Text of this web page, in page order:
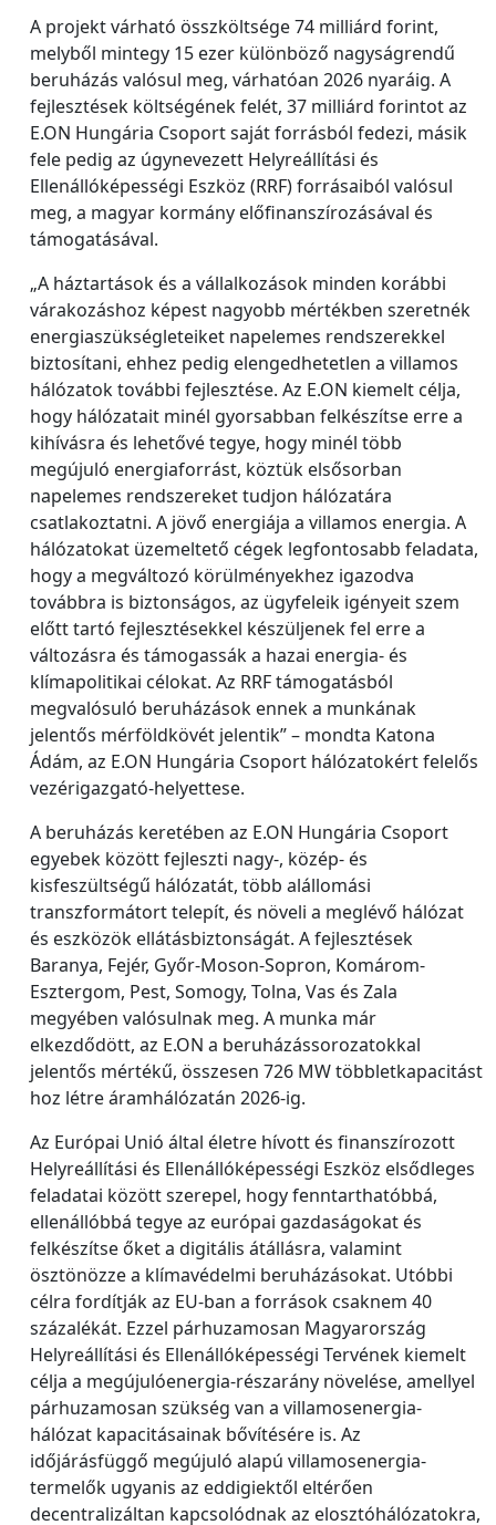
A projekt várható összköltsége 74 milliárd forint,
melyből mintegy 15 ezer különböző nagyságrendű
beruházás valósul meg, várhatóan 2026 nyaráig. A
fejlesztések költségének felét, 37 milliárd forintot az
E.ON Hungária Csoport saját forrásból fedezi, másik
fele pedig az úgynevezett Helyreállítási és
Ellenállóképességi Eszköz (RRF) forrásaiból valósul
meg, a magyar kormány előfinanszírozásával és
támogatásával.
„A háztartások és a vállalkozások minden korábbi
várakozáshoz képest nagyobb mértékben szeretnék
energiaszükségleteiket napelemes rendszerekkel
biztosítani, ehhez pedig elengedhetetlen a villamos
hálózatok további fejlesztése. Az E.ON kiemelt célja,
hogy hálózatait minél gyorsabban felkészítse erre a
kihívásra és lehetővé tegye, hogy minél több
megújuló energiaforrást, köztük elsősorban
napelemes rendszereket tudjon hálózatára
csatlakoztatni. A jövő energiája a villamos energia. A
hálózatokat üzemeltető cégek legfontosabb feladata,
hogy a megváltozó körülményekhez igazodva
továbbra is biztonságos, az ügyfeleik igényeit szem
előtt tartó fejlesztésekkel készüljenek fel erre a
változásra és támogassák a hazai energia- és
klímapolitikai célokat. Az RRF támogatásból
megvalósuló beruházások ennek a munkának
jelentős mérföldkövét jelentik” – mondta Katona
Ádám, az E.ON Hungária Csoport hálózatokért felelős
vezérigazgató-helyettese.
A beruházás keretében az E.ON Hungária Csoport
egyebek között fejleszti nagy-, közép- és
kisfeszültségű hálózatát, több alállomási
transzformátort telepít, és növeli a meglévő hálózat
és eszközök ellátásbiztonságát. A fejlesztések
Baranya, Fejér, Győr-Moson-Sopron, Komárom-
Esztergom, Pest, Somogy, Tolna, Vas és Zala
megyében valósulnak meg. A munka már
elkezdődött, az E.ON a beruházássorozatokkal
jelentős mértékű, összesen 726 MW többletkapacitást
hoz létre áramhálózatán 2026-ig.
Az Európai Unió által életre hívott és finanszírozott
Helyreállítási és Ellenállóképességi Eszköz elsődleges
feladatai között szerepel, hogy fenntarthatóbbá,
ellenállóbbá tegye az európai gazdaságokat és
felkészítse őket a digitális átállásra, valamint
ösztönözze a klímavédelmi beruházásokat. Utóbbi
célra fordítják az EU-ban a források csaknem 40
százalékát. Ezzel párhuzamosan Magyarország
Helyreállítási és Ellenállóképességi Tervének kiemelt
célja a megújulóenergia-részarány növelése, amellyel
párhuzamosan szükség van a villamosenergia-
hálózat kapacitásainak bővítésére is. Az
időjárásfüggő megújuló alapú villamosenergia-
termelők ugyanis az eddigiektől eltérően
decentralizáltan kapcsolódnak az elosztóhálózatokra,